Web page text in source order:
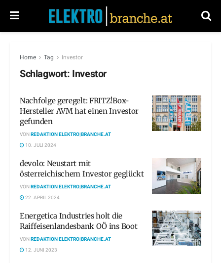
Home Tag Investor
Schlagwort: Investor
Nachfolge geregelt: FRITZ!Box-
Hersteller AVM hat einen Investor
gefunden
VONREDAKTION ELEKTRO|BRANCHE.AT
10. JULI 2024
devolo: Neustart mit
österreichischem Investor geglückt
VONREDAKTION ELEKTRO|BRANCHE.AT
22. APRIL 2024
Energetica Industries holt die
Raiffeisenlandesbank OÖ ins Boot
VONREDAKTION ELEKTRO|BRANCHE.AT
12. JUNI 2023